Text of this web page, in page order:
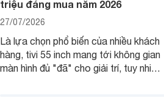
triệu đáng mua năm 2026
27/07/2026
Là lựa chọn phổ biến của nhiều khách
hàng, tivi 55 inch mang tới không gian
màn hình đủ "đã" cho giải trí, tuy nhiên